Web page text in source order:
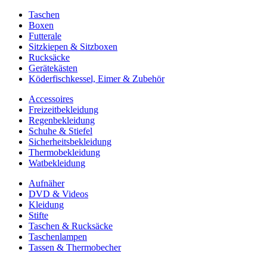
Taschen
Boxen
Futterale
Sitzkiepen & Sitzboxen
Rucksäcke
Gerätekästen
Köderfischkessel, Eimer & Zubehör
Accessoires
Freizeitbekleidung
Regenbekleidung
Schuhe & Stiefel
Sicherheitsbekleidung
Thermobekleidung
Watbekleidung
Aufnäher
DVD & Videos
Kleidung
Stifte
Taschen & Rucksäcke
Taschenlampen
Tassen & Thermobecher